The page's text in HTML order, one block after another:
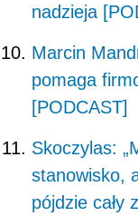
nadzieja
Marcin
pomaga
[PODCAST]
Skoczylas:
stanowisko,
pójdzie cały